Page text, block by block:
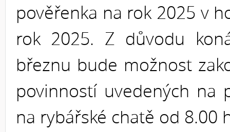
pověřenka na rok 2025 v
rok 2025. Z důvodu
březnu bude možnost
povinností uvedených na
na rybářské chatě od 8.00